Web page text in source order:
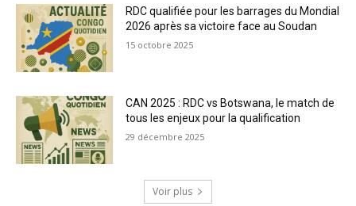
RDC qualifiée pour les barrages du Mondial
2026 après sa victoire face au Soudan
15 octobre 2025
CAN 2025 : RDC vs Botswana, le match de
tous les enjeux pour la qualification
29 décembre 2025
Voir plus